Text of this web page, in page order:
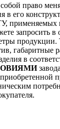
право
в его
применяемых
запросить в
продукции.
габаритные
в